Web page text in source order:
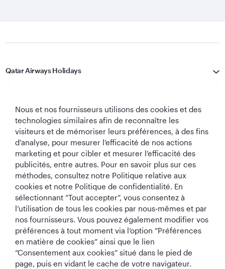
Qatar Airways Holidays
Restons Connectés
Meilleure
Compagnie
Aérienne au
Monde
Meilleure Classe
Affaires au
monde
Meilleur Salon de
Classe Affaires au
monde
Meilleure
Compagnie
Aérienne du
Moyen-Orient
Nous et nos fournisseurs utilisons des cookies et des
technologies similaires afin de reconnaître les
visiteurs et de mémoriser leurs préférences, à des fins
d’analyse, pour mesurer l’efficacité de nos actions
marketing et pour cibler et mesurer l’efficacité des
publicités, entre autres. Pour en savoir plus sur ces
méthodes, consultez notre Politique relative aux
cookies et notre Politique de confidentialité. En
sélectionnant “Tout accepter”, vous consentez à
l’utilisation de tous les cookies par nous‑mêmes et par
nos fournisseurs. Vous pouvez également modifier vos
préférences à tout moment via l’option “Préférences
en matière de cookies” ainsi que le lien
“Consentement aux cookies” situé dans le pied de
page, puis en vidant le cache de votre navigateur.